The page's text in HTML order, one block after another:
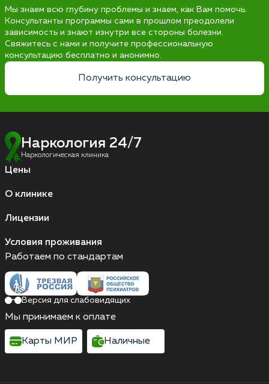
Мы знаем всю глубину проблемы и знаем, как Вам помочь.
Консультанты программы сами в прошлом преодолели
зависимость и знают изнутри все стороны болезни.
Свяжитесь с нами и получите профессиональную
консультацию бесплатно и анонимно.
Получить консультацию
Наркология 24/7
Наркологическая клиника
Цены
О клинике
Лицензии
Условия проживания
Работаем по стандартам
Версия для слабовидящих
Мы принимаем к оплате
Карты МИР Наличные